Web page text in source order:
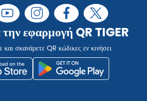
εφαρμογή QR TIGER
και σκανάρετε QR κώδικες εν κινήσει